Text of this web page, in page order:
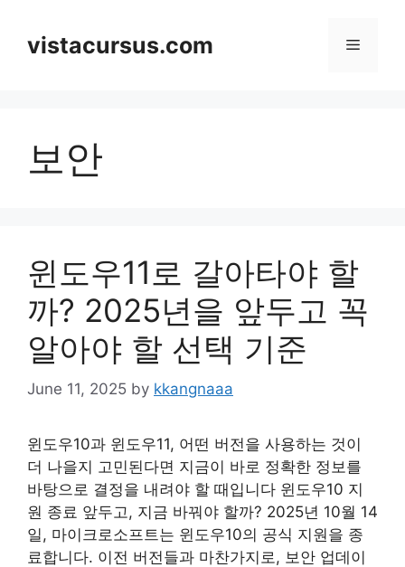
contentvistacursus.com Menu
보안
윈도우11로 갈아타야 할
까? 2025년을 앞두고 꼭
알아야 할 선택 기준
June 11, 2025 by kkangnaaa
윈도우10과 윈도우11, 어떤 버전을 사용하는 것이
더 나을지 고민된다면 지금이 바로 정확한 정보를
바탕으로 결정을 내려야 할 때입니다 윈도우10 지
원 종료 앞두고, 지금 바꿔야 할까? 2025년 10월 14
일, 마이크로소프트는 윈도우10의 공식 지원을 종
료합니다. 이전 버전들과 마찬가지로, 보안 업데이